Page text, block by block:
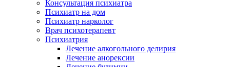
Консультация психиатра
Психиатр на дом
Психиатр нарколог
Врач психотерапевт
Психиатрия
Лечение алкогольного делирия
Лечение анорексии